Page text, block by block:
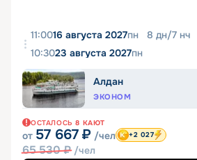
11:0016 августа 2027пн 8 дн/7 нч
10:3023 августа 2027пн
Алдан
ЭКОНОМ
ОСТАЛОСЬ 8 КАЮТ
от 57 667 ₽ /чел
65 530₽ /чел
+2 027